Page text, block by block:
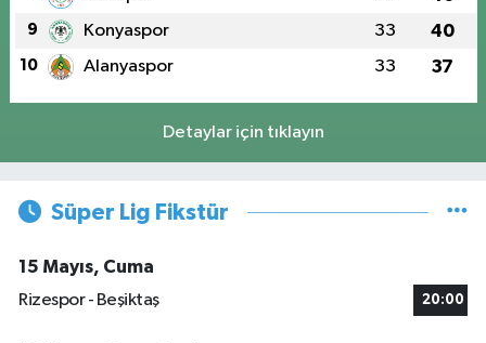
9 Konyaspor 33 40
10 Alanyaspor 33 37
Detaylar için tıklayın
Süper Lig Fikstür
15 Mayıs, Cuma
Rizespor - Beşiktaş
20:00